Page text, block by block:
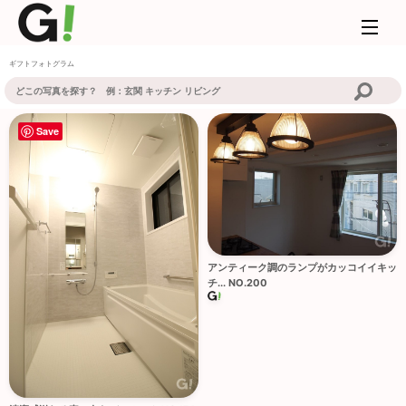
ギフトフォトグラム
アンティーク調のランプがカッコイイキッ
チ... NO.200
Save